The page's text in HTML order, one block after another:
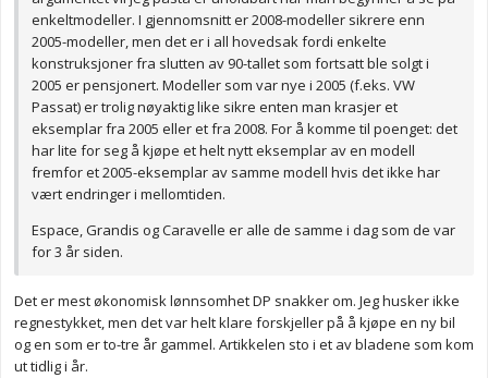
enkeltmodeller. I gjennomsnitt er 2008-modeller sikrere enn
2005-modeller, men det er i all hovedsak fordi enkelte
konstruksjoner fra slutten av 90-tallet som fortsatt ble solgt i
2005 er pensjonert. Modeller som var nye i 2005 (f.eks. VW
Passat) er trolig nøyaktig like sikre enten man krasjer et
eksemplar fra 2005 eller et fra 2008. For å komme til poenget: det
har lite for seg å kjøpe et helt nytt eksemplar av en modell
fremfor et 2005-eksemplar av samme modell hvis det ikke har
vært endringer i mellomtiden.
Espace, Grandis og Caravelle er alle de samme i dag som de var
for 3 år siden.
Det er mest økonomisk lønnsomhet DP snakker om. Jeg husker ikke
regnestykket, men det var helt klare forskjeller på å kjøpe en ny bil
og en som er to-tre år gammel. Artikkelen sto i et av bladene som kom
ut tidlig i år.